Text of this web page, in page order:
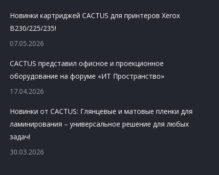
Новинки картриджей CACTUS для принтеров Xerox
B230/225/235!
07.05.2026
CACTUS представил офисное и проекционное
оборудование на форуме «ИТ Пространство»
17.04.2026
Новинки от CACTUS: Глянцевые и матовые пленки для
ламинирования – универсальное решение для любых
задач!
30.03.2026